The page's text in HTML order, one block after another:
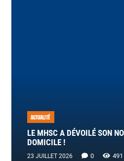
ACTUALITÉ
LE MHSC A DÉVOILÉ SON
DOMICILE !
23 JUILLET 2026 0 491